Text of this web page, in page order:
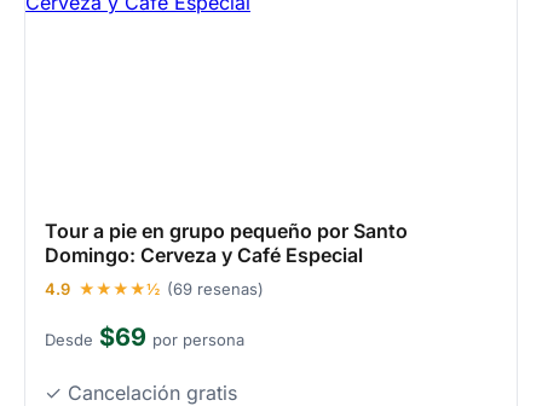
Tour a pie en grupo pequeño por Santo
Domingo: Cerveza y Café Especial
4.9 ★★★★½ (69 resenas)
Desde $69 por persona
✓ Cancelación gratis